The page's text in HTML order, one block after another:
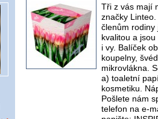
Tři z vás mají
značky
členům rodiny
kvalitou a
i vy. Balíček
koupelny,
mikrovlákna.
a) toaletní
kosmetiku.
Pošlete nám
telefon na e-